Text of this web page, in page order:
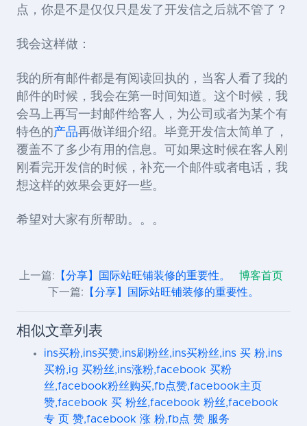
点，你是不是仅仅只是发了开发信之后就不管了？
我会这样做：
我的所有邮件都是有阅读回执的，当客人看了我的
邮件的时候，我会在第一时间知道。这个时候，我
会马上再写一封邮件给客人，为公司或者为某个有
特色的 产品再做详细介绍。毕竟开发信太简单了，
覆盖不了多少有用的信息。可如果这时候在客人刚
刚看完开发信的时候，补充一个邮件或者电话，我
想这样的效果会更好一些。
希望对大家有所帮助。。。
上一篇: 【分享】国际站旺铺装修的重要性。
博客首页
下一篇: 【分享】国际站旺铺装修的重要性。
相似文章列表
ins买粉,ins买赞,ins刷粉丝,ins买粉丝,ins 买 粉,ins
买粉,ig 买粉丝,ins涨粉,facebook 买粉
丝,facebook粉丝购买,fb点赞,facebook主页
赞,facebook 买 粉丝,facebook 粉丝,facebook
专 页 赞,facebook 涨 粉,fb点 赞 服务